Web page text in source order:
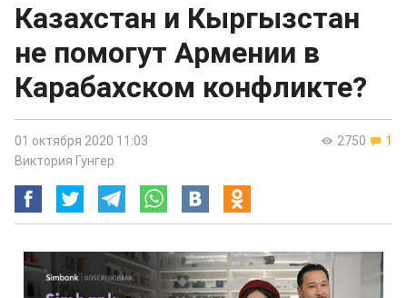
Казахстан и Кыргызстан
не помогут Армении в
Карабахском конфликте?
2750 1
01 октября 2020 11:03
Виктория Гунгер